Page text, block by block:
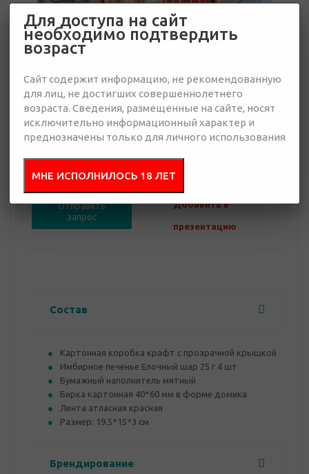
Отправить
запрос
Добавить в
презентацию
Состав
Картонная коробка крафт с прозрачной крышкой
Имбирное печенье Елочный шар 25 г 4 шт
Бумажный наполнитель мятный
Бирка картонная 40*60 мм в форме домика
Лента атласная красная
Размер: 19.5*15*3 см
Брендирование
Для доступа на сайт
необходимо подтвердить
возраст
Сайт содержит информацию, не рекомендованную
для лиц, не достигших совершеннолетнего
возраста. Сведения, размещенные на сайте, носят
исключительно информационный характер и
преднозначены только для личного использования
МНЕ ИСПОЛНИЛОСЬ 18 ЛЕТ